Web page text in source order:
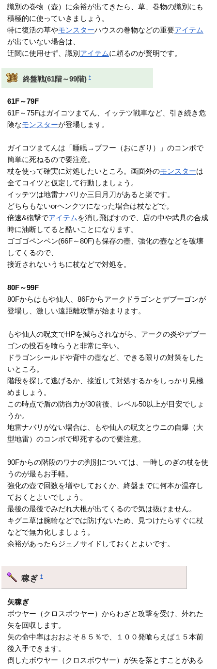
識別の巻物（壺）に余裕が出てきたら、草、巻物の識別にも
積極的に使っていきましょう。
特に復活の草やモンスターハウスの巻物などの重要アイテム
が出ていない場合は、
迂闊に使用せず、識別 アイテムに頼るのが賢明です。
終盤戦(61階～99階) †
61F～79F
61F～75Fはガイコツまてん、イッテツ戦車など、引き続き危
険なモンスターが登場します。
ガイコツまてんは「睡眠→ブフー（おにぎり）」のコンボで
簡単に死ねるので要注意。
杖を使って確実に対処したいところ。画面外のモンスターは
全てコイツと仮定して行動しましょう。
イッテツは地雷ナバリか三日月刀があると楽です。
どちらもないorヘンクツになった場合は杖などで。
倍速&砲撃でアイテム を消し飛ばすので、店の中や武具の合成
時に油断してると酷いことになります。
ゴゴゴペンペン(66F～80F)も保存の壺、強化の壺などを破壊
してくるので、
接近されないうちに杖などで対処を。
80F～99F
80Fからはもや仙人、86Fからアークドラゴンとデブーゴンが
登場し、激しい遠距離攻撃が始まります。
もや仙人の呪文でHPを減らされながら、アークの炎やデブー
ゴンの投石を喰らうと非常に辛い。
ドラゴンシールドや背中の壺など、できる限りの対策をした
いところ。
階段を探して逃げるか、接近して対処するかをしっかり見極
めましょう。
この時点で盾の防御力が30前後、レベル50以上が目安でしょ
うか。
地雷ナバリがない場合は、もや仙人の呪文とウニの自爆（大
型地雷）のコンボで即死するので要注意。
90Fからの階段のワナの判別については、一時しのぎの杖を使
うのが最もお手軽。
強化の壺で回数を増やしておくか、終盤までに何本か温存し
ておくとよいでしょう。
最後の最後でみだれ大根が出てくるので気は抜けません。
キグニ草は腕輪などでは防げないため、見つけたらすぐに杖
などで無力化しましょう。
余裕があったらジェノサイドしておくとよいです。
稼ぎ†
矢稼ぎ
ボウヤー（クロスボウヤー）からわざと攻撃を受け、外れた
矢を回収します。
矢の命中率はおおよそ８５％で、１００発喰らえば１５本前
後入手できます。
倒したボウヤー（クロスボウヤー）が矢を落とすことがある